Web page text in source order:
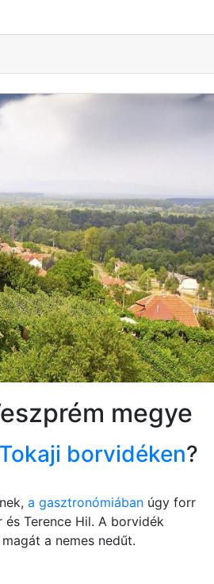
megye
borvidéken?
a gasztronómiában úgy forr
Terence Hil. A borvidék
a nemes nedűt.